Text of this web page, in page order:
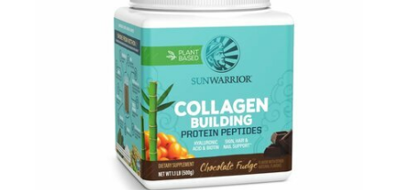
☕ LATTE MACCHIATO GLACÉ